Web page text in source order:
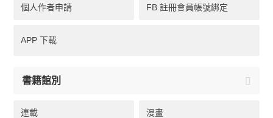
個人作者申請 FB 註冊會員帳號綁定
APP 下載
書籍館別
連載 漫畫